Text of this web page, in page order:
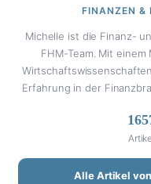
FINANZEN &
Michelle ist die Finanz-
FHM-Team. Mit
Erfahrung in der
Bei Michelle klingt
Steuererklärung. Ihre
Finanzthemen so
versteht – ohne
Alle Artikel